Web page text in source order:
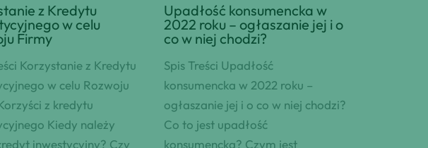
z Kredytu
w celu
Firmy
Korzystanie z Kredytu
w celu Rozwoju
z kredytu
Kiedy należy
inwestycyjny? Czy
Upadłość konsumencka w
2022 roku – ogłaszanie jej i o
co w niej chodzi?
Spis Treści Upadłość
konsumencka w 2022 roku –
ogłaszanie jej i o co w niej chodzi?
Co to jest upadłość
konsumencka? Czym jest